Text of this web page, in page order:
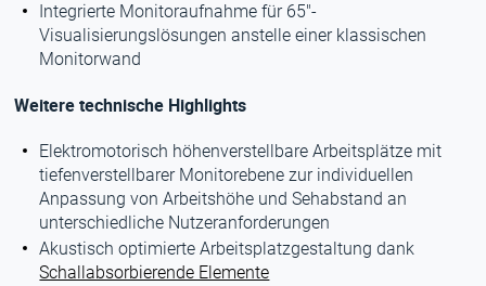
Integrierte Monitoraufnahme für 65"-
Visualisierungslösungen anstelle einer klassischen
Monitorwand
Weitere technische Highlights
Elektromotorisch höhenverstellbare Arbeitsplätze mit
tiefenverstellbarer Monitorebene zur individuellen
Anpassung von Arbeitshöhe und Sehabstand an
unterschiedliche Nutzeranforderungen
Akustisch optimierte Arbeitsplatzgestaltung dank
Schallabsorbierende Elemente